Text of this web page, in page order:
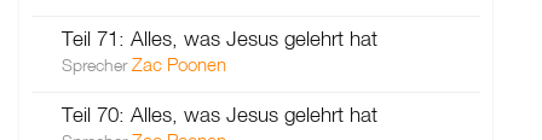
Teil 71: Alles, was Jesus gelehrt hat
SprecherZac Poonen
Teil 70: Alles, was Jesus gelehrt hat